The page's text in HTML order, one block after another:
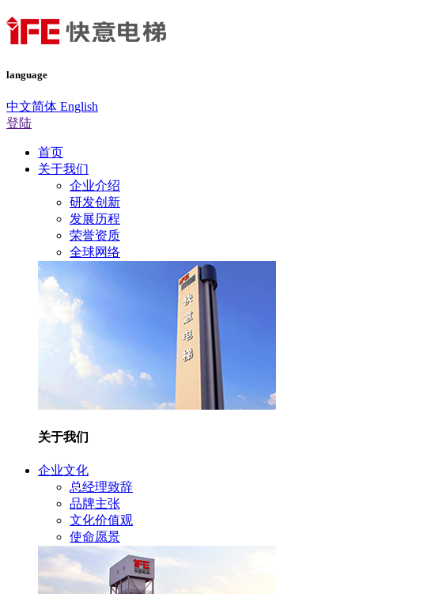
language
中文简体 English
登陆
首页
关于我们
企业介绍
研发创新
发展历程
荣誉资质
全球网络
关于我们
企业文化
总经理致辞
品牌主张
文化价值观
使命愿景